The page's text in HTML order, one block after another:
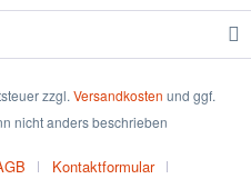
zzgl. Versandkosten und ggf.
nicht anders beschrieben
Kontaktformular